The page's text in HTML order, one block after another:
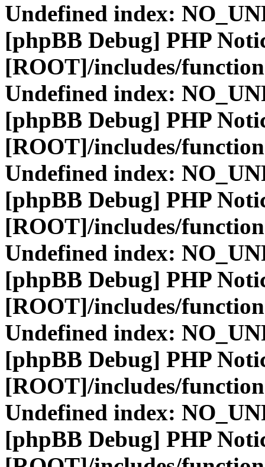
Undefined index:
[phpBB Debug] PHP
[ROOT]/includes/
Undefined index:
[phpBB Debug] PHP
[ROOT]/includes/
Undefined index:
[phpBB Debug] PHP
[ROOT]/includes/
Undefined index:
[phpBB Debug] PHP
[ROOT]/includes/
Undefined index:
[phpBB Debug] PHP
[ROOT]/includes/
Undefined index:
[phpBB Debug] PHP